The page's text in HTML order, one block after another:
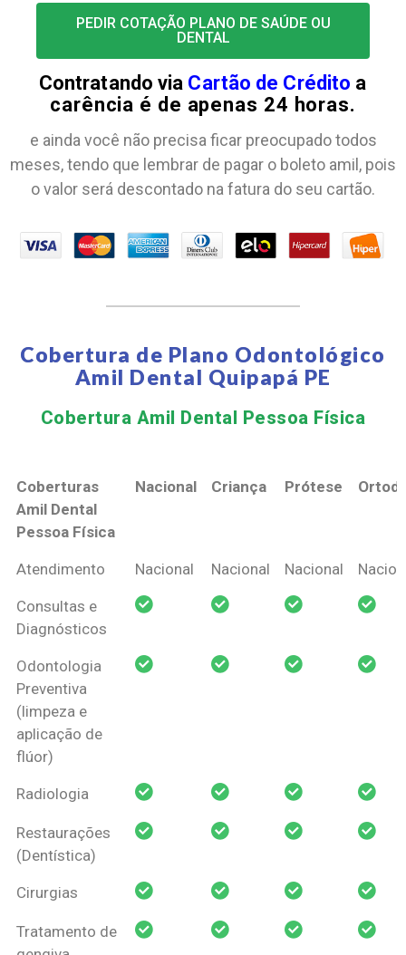
PEDIR COTAÇÃO PLANO DE SAÚDE OU
DENTAL
Contratando via Cartão de Crédito a
carência é de apenas 24 horas.
e ainda você não precisa ficar preocupado todos
meses, tendo que lembrar de pagar o boleto amil, pois
o valor será descontado na fatura do seu cartão.
Cobertura de Plano Odontológico
Amil Dental Quipapá PE
Cobertura Amil Dental Pessoa Física​
Coberturas
Amil Dental
Pessoa Física
Nacional Criança Prótese
Coberturas
Pessoa Física
Nacional Criança Prótese
Atendimento Nacional Nacional Nacional
Consultas e
Diagnósticos
Odontologia
Preventiva
(limpeza e
aplicação de
flúor)
Radiologia
Restaurações
(Dentística)
Cirurgias
Tratamento de